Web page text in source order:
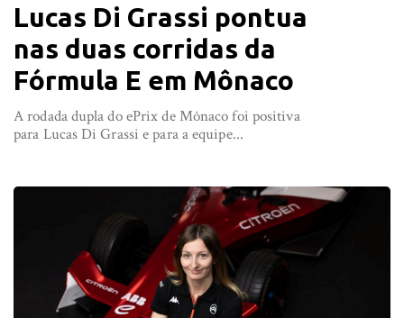
Lucas Di Grassi pontua
nas duas corridas da
Fórmula E em Mônaco
A rodada dupla do ePrix de Mônaco foi positiva
para Lucas Di Grassi e para a equipe...